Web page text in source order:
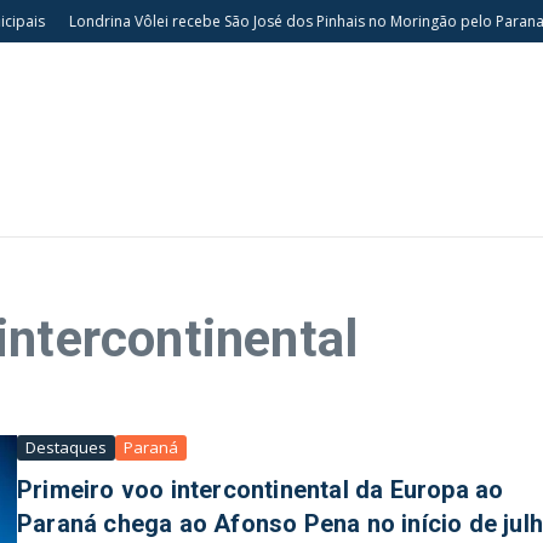
Londrina Vôlei recebe São José dos Pinhais no Moringão pelo
Destaques Paraná
Primeiro voo intercontinental da Europa ao
Paraná chega ao Afonso Pena no início de